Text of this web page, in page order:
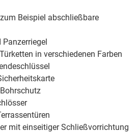
Beispiel abschließbare
in verschiedenen Farben
mit einseitiger Schließvorrichtung